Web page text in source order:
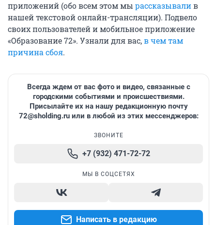
приложений (обо всем этом мы рассказывалив
нашей текстовой онлайн-трансляции). Подвело
своих пользователей и мобильное приложение
«Образование 72». Узнали для вас,в чем там
причина сбоя.
Всегда ждем от вас фото и видео, связанные с
городскими событиями и происшествиями.
Присылайте их на нашу редакционную почту
72@sholding.ruили в любой из этих мессенджеров:
ЗВОНИТЕ
+7 (932) 471-72-72
МЫ В СОЦСЕТЯХ
Написать в редакцию